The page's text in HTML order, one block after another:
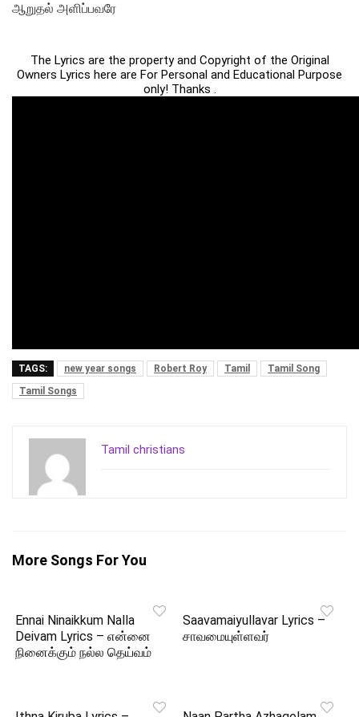
ஆறுதல் அளிப்பவரே
The Lyrics are the property and Copyright of the Original
Owners Lyrics here are For Personal and Educational Purpose
only! Thanks .
TAGS: new year songs Robert Roy Tamil
Tamil Song
Tamil Songs
Tamil christians
More Songs For You
Ennai Ninaikkum Nalla
Deivam Lyrics – என்னை
நினைக்கும் நல்ல தெய்வம்
Saavamaiyullavar Lyrics –
சாவமையுள்ளவர்